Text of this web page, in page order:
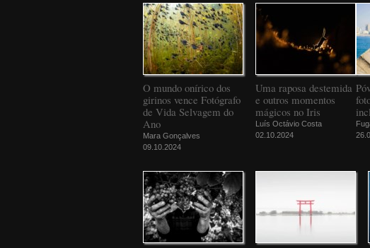
O mundo onírico dos
girinos vence Fotógrafo
de Vida Selvagem do
Ano
Mara Gonçalves
09.10.2024
Uma raposa destemida
e outros momentos
mágicos no Iris
Luís Octávio Costa
02.10.2024